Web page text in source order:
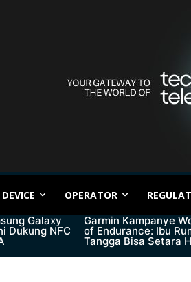
DEVICE OPERATOR
Galaxy
Dukung NFC
Garmin Kampanye
of Endurance: Ibu
Tangga Bisa Setara